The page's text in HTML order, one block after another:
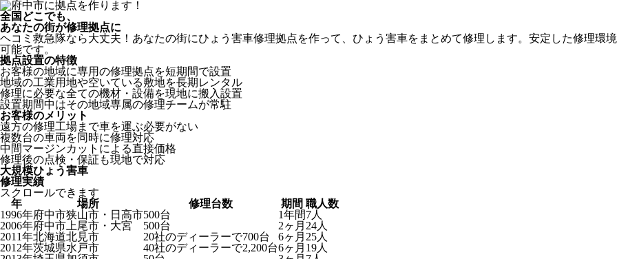
全国どこでも、
あなたの街が修理拠点に
ヘコミ救急隊なら大丈夫！あなたの街にひょう害車修理拠点を作って、ひょう害車をまとめて修理します。安定した修理環
可能です。
拠点設置の特徴
お客様の地域に専用の修理拠点を短期間で設置
地域の工業用地や空いている敷地を長期レンタル
修理に必要な全ての機材・設備を現地に搬入設置
設置期間中はその地域専属の修理チームが常駐
お客様のメリット
遠方の修理工場まで車を運ぶ必要がない
複数台の車両を同時に修理対応
中間マージンカットによる直接価格
修理後の点検・保証も現地で対応
大規模ひょう害車
修理実績
スクロールできます
年
場所 修理台数 期間 職人数
1996年府中市狭山市・日高市500台 1年間7人
2006年府中市上尾市・大宮 500台 2ヶ月 24人
2011年北海道北見市 20社のディーラーで700台 6ヶ月 25人
2012年茨城県水戸市 40社のディーラーで2,200台6ヶ月 19人